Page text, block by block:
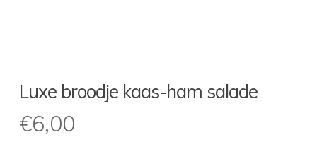
Luxe broodje kaas-ham salade
€6,00